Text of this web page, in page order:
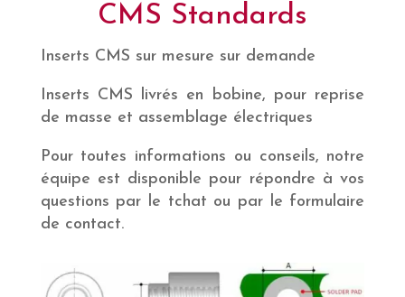
CMS Standards
Inserts CMS sur mesure sur demande
Inserts CMS livrés en bobine, pour reprise
de masse et assemblage électriques
Pour toutes informations ou conseils, notre
équipe est disponible pour répondre à vos
questions par le tchat ou par le formulaire
de contact.